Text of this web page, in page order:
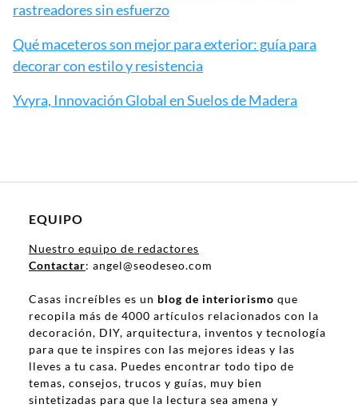
rastreadores sin esfuerzo
Qué maceteros son mejor para exterior: guía para
decorar con estilo y resistencia
Yvyra, Innovación Global en Suelos de Madera
EQUIPO
Nuestro equipo de redactores
Contactar: angel@seodeseo.com
Casas increíbles es un blog de interiorismo que
recopila más de 4000 artículos relacionados con la
decoración, DIY, arquitectura, inventos y tecnología
para que te inspires con las mejores ideas y las
lleves a tu casa. Puedes encontrar todo tipo de
temas, consejos, trucos y guías, muy bien
sintetizadas para que la lectura sea amena y